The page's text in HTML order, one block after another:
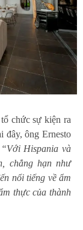
chức sự kiện ra
đây, ông Ernesto
“Với Hispania và
chẳng hạn như
nổi tiếng về ẩm
thực của thành